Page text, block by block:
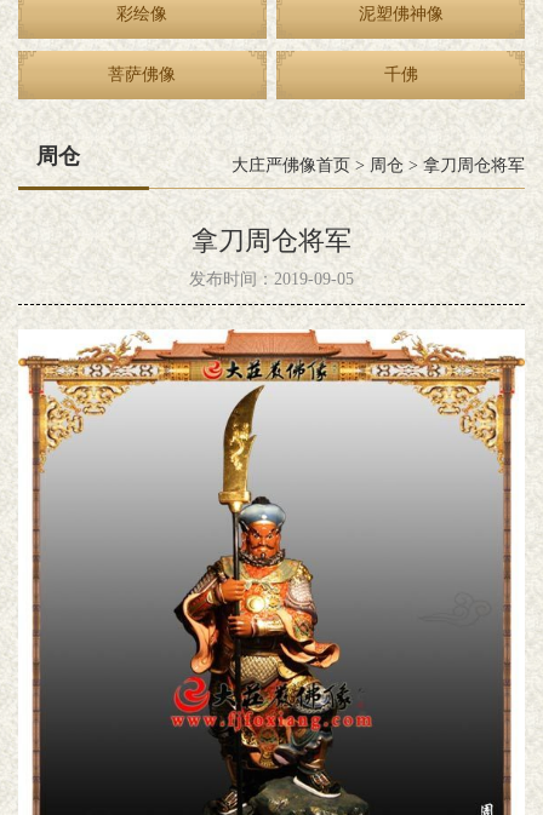
彩绘像 泥塑佛神像
菩萨佛像 千佛
周仓 大庄严佛像首页 > 周仓 > 拿刀周仓将军
拿刀周仓将军
发布时间：2019-09-05